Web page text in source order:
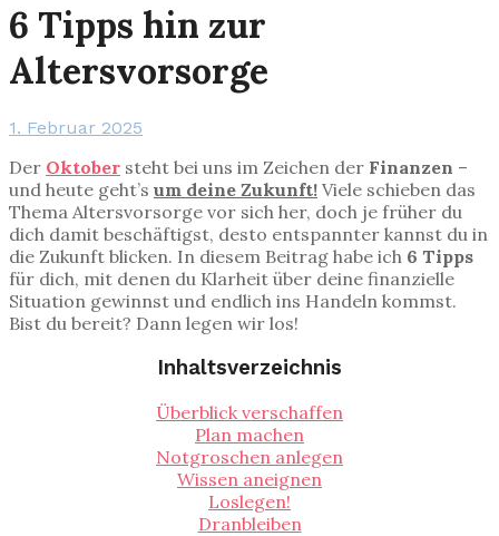
6 Tipps hin zur
Altersvorsorge
1. Februar 2025
Der Oktober steht bei uns im Zeichen der Finanzen –
und heute geht’s um deine Zukunft! Viele schieben das
Thema Altersvorsorge vor sich her, doch je früher du
dich damit beschäftigst, desto entspannter kannst du in
die Zukunft blicken. In diesem Beitrag habe ich 6 Tipps
für dich, mit denen du Klarheit über deine finanzielle
Situation gewinnst und endlich ins Handeln kommst.
Bist du bereit? Dann legen wir los!
Inhaltsverzeichnis
Überblick verschaffen
Plan machen
Notgroschen anlegen
Wissen aneignen
Loslegen!
Dranbleiben